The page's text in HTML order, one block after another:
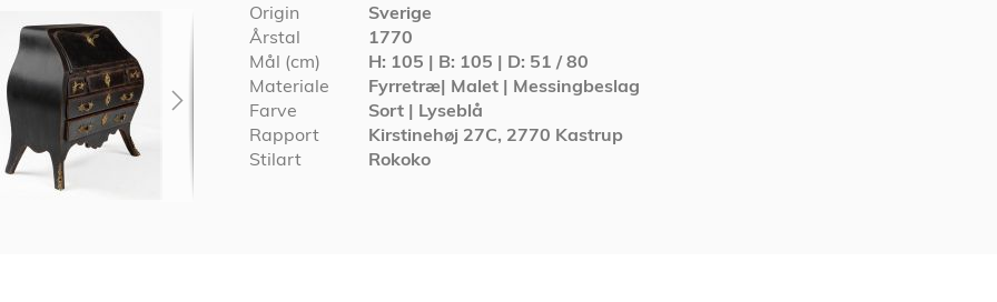
Origin
Sverige
Årstal
1770
Mål (cm)
H: 105 | B: 105 | D: 51 / 80
Materiale
Fyrretræ| Malet | Messingbeslag
Farve
Sort | Lyseblå
Rapport
Kirstinehøj 27C, 2770 Kastrup
Stilart
Rokoko